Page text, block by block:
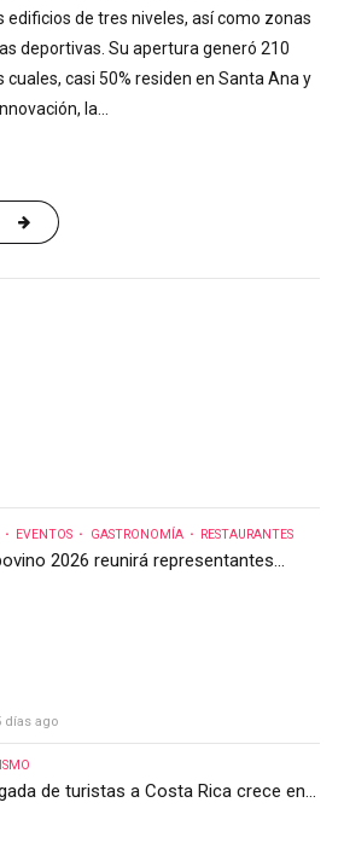
edificios de tres niveles, así como zonas
deportivas. Su apertura generó 210
cuales, casi 50% residen en Santa Ana y
la...
EVENTOS GASTRONOMÍA RESTAURANTES
2026 reunirá representantes
días ago
de turistas a Costa Rica crece en